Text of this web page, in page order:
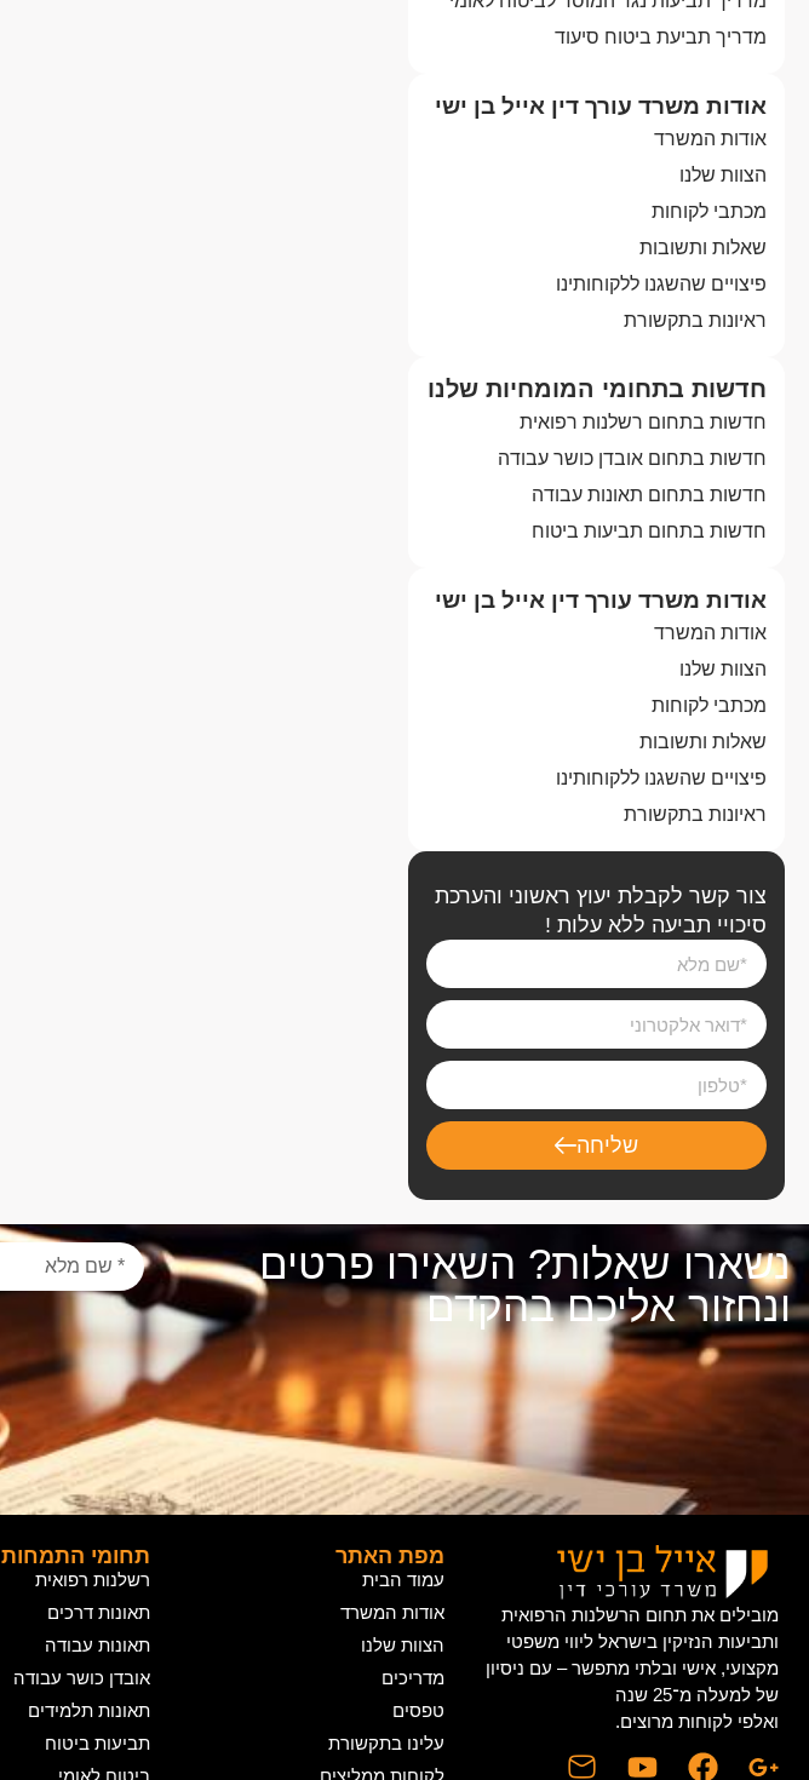
מדריך תביעת ביטוח סיעוד
אודות משרד עורך דין אייל בן ישי
אודות המשרד
הצוות שלנו
מכתבי לקוחות
שאלות ותשובות
פיצויים שהשגנו ללקוחותינו
ראיונות בתקשורת
חדשות בתחומי המומחיות שלנו
חדשות בתחום רשלנות רפואית
חדשות בתחום אובדן כושר עבודה
חדשות בתחום תאונות עבודה
חדשות בתחום תביעות ביטוח
אודות משרד עורך דין אייל בן ישי
אודות המשרד
הצוות שלנו
מכתבי לקוחות
שאלות ותשובות
פיצויים שהשגנו ללקוחותינו
ראיונות בתקשורת
צור קשר לקבלת יעוץ ראשוני והערכת
סיכויי תביעה ללא עלות !
שליחה
נשארו שאלות? השאירו פרטים
ונחזור אליכם בהקדם
מובילים את תחום הרשלנות הרפואית
ותביעות הנזיקין בישראל ליווי משפטי
מקצועי, אישי ובלתי מתפשר – עם ניסיון
של למעלה מ־25 שנה
ואלפי לקוחות מרוצים.
מפת האתר
עמוד הבית
אודות המשרד
הצוות שלנו
מדריכים
טפסים
עלינו בתקשורת
לקוחות ממליצים
תחומי התמחות
רשלנות רפואית
תאונות דרכים
תאונות עבודה
אובדן כושר עבודה
תאונות תלמידים
תביעות ביטוח
ביטוח לאומי